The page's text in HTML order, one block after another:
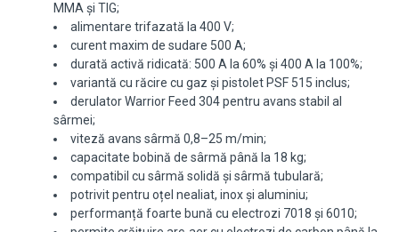
MMA și TIG;
alimentare trifazată la 400 V;
curent maxim de sudare 500 A;
durată activă ridicată: 500 A la 60% și 400 A la 100%;
variantă cu răcire cu gaz și pistolet PSF 515 inclus;
derulator Warrior Feed 304 pentru avans stabil al
sârmei;
viteză avans sârmă 0,8–25 m/min;
capacitate bobină de sârmă până la 18 kg;
compatibil cu sârmă solidă și sârmă tubulară;
potrivit pentru oțel nealiat, inox și aluminiu;
performanță foarte bună cu electrozi 7018 și 6010;